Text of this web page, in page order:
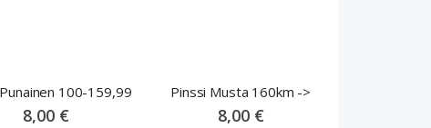
100-159,99
8,00 €
Pinssi Musta 160km ->
8,00 €